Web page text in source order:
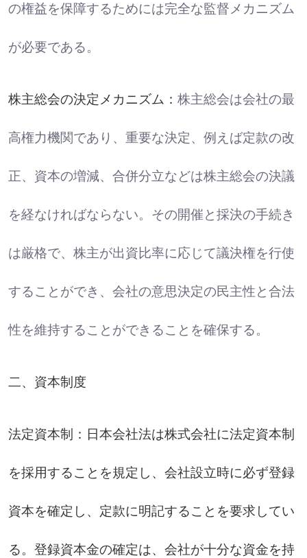
の権益を保障するためには完全な監督メカニズム
が必要である。
株主総会の決定メカニズム： 株主総会は会社の最
高権力機関であり、重要な決定、例えば定款の改
正、資本の増減、合併分立などは株主総会の決議
を経なければならない。その開催と採決の手続き
は厳格で、株主が出資比率に応じて議決権を行使
することができ、会社の意思決定の民主性と合法
性を維持することができることを確保する。
二、資本制度
法定資本制：日本会社法は株式会社に法定資本制
を採用することを規定し、会社設立時に必ず登録
資本を確定し、定款に明記することを要求してい
る。登録資本金の確定は、会社が十分な資金を持